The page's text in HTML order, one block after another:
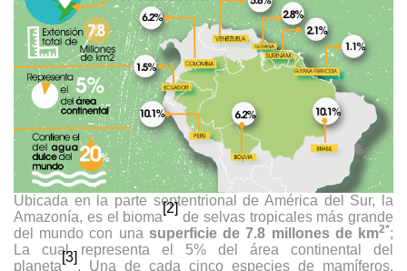
Ubicada en la parte septentrional de América del Sur, la
Amazonía, es el bioma
[2]
de selvas tropicales más grande
del mundo con una superficie de 7.8 millones de km2*;
La cual representa el 5% del área continental del
planeta
[3]
. Una de cada cinco especies de mamíferos,